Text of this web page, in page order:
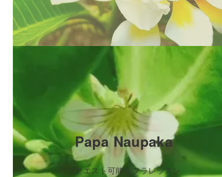
Papa Naupaka
リクエスト可能なフラレッスン